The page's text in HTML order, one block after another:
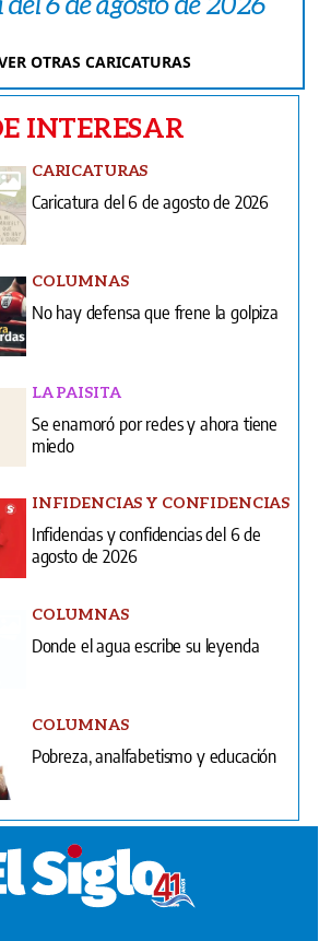
OTRAS CARICATURAS
INTERESAR
CARICATURAS
Caricatura del 6 de agosto de 2026
COLUMNAS
No hay defensa que frene la golpiza
LA PAISITA
Se enamoró por redes y ahora tiene
miedo
INFIDENCIAS Y CONFIDENCIAS
Infidencias y confidencias del 6 de
agosto de 2026
COLUMNAS
Donde el agua escribe su leyenda
COLUMNAS
Pobreza, analfabetismo y educación